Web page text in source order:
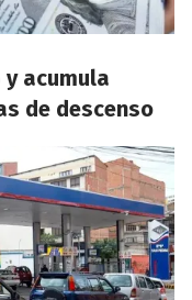
acumula
de descenso